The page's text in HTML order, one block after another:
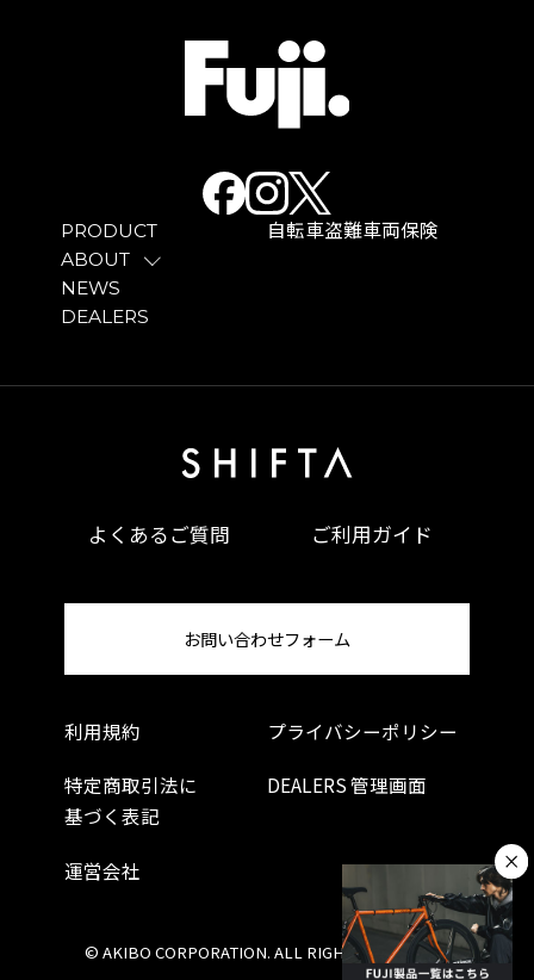
PRODUCT
ABOUT
NEWS
DEALERS
自転車盗難車両保険
よくあるご質問 ご利用ガイド
利用規約 プライバシーポリシー
特定商取引法に
基づく表記
DEALERS 管理画面
運営会社
お問い合わせフォーム
© AKIBO CORPORATION. ALL RIGHTS RESERVED.